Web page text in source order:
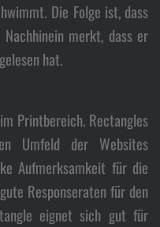
Die Folge ist, dass
merkt, dass er
hat.
Printbereich. Rectangles
Umfeld der Websites
Aufmerksamkeit für die
Responseraten für den
eignet sich gut für